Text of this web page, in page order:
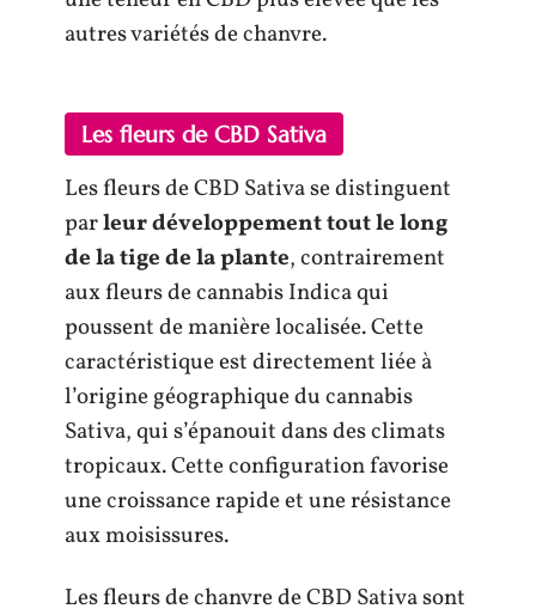
autres variétés de chanvre.
Les fleurs de CBD Sativa
Les fleurs de CBD Sativa se distinguent
parleurdéveloppement tout le long
de la tige de la plante, contrairement
aux fleurs de cannabis Indica qui
poussent de manière localisée. Cette
caractéristique est directement liée à
l’origine géographique du cannabis
Sativa, qui s’épanouit dans des climats
tropicaux. Cette configuration favorise
une croissance rapide et une résistance
aux moisissures.
Les fleurs de chanvre de CBD Sativa sont